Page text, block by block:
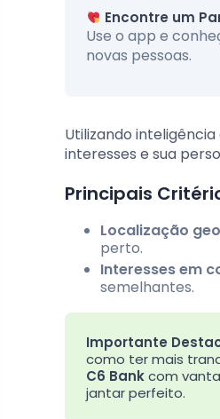
Encontre um
Use o app e
novas pessoas.
Utilizando
interesses e sua
Principais
Localização
perto.
Interesses em
semelhantes.
Importante
como ter mais
C6 Bankcom
jantar perfeito.